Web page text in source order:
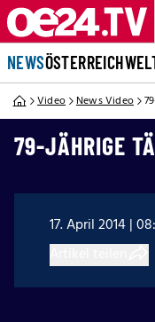
NEWSÖSTERREICH
Video News Video
79-JÄHRIGE
17. April 2014 |